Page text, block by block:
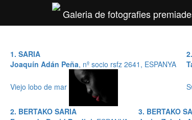
Galeria de fotografies
1. SARIA
Joaquín Adán Peña, nº socio rsfz 2641, ESPANYA
Viejo lobo de mar
2. BERTAKO SARIA
3. BERTAKO